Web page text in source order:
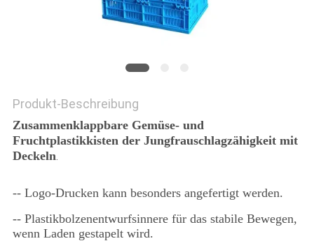
Produkt-Beschreibung
Zusammenklappbare Gemüse- und
Fruchtplastikkisten der Jungfrauschlagzähigkeit mit
Deckeln.
-- Logo-Drucken kann besonders angefertigt werden.
-- Plastikbolzenentwurfsinnere für das stabile Bewegen,
wenn Laden gestapelt wird.